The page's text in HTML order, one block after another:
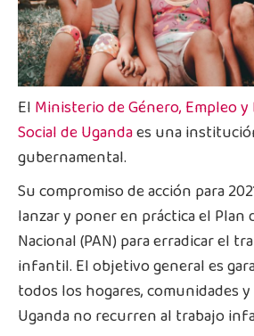
El Ministerio de Género, Empleo
Social de Ugandaes una
gubernamental.
Su compromiso de acción para
lanzar y poner en práctica el Plan
Nacional (PAN) para erradicar el
infantil. El objetivo general es
todos los hogares, comunidades
Uganda no recurren al trabajo